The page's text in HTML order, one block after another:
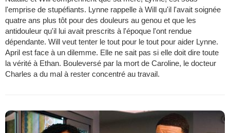
l'emprise de stupéfiants. Lynne rappelle à Will qu'il l'avait soignée
quatre ans plus tôt pour des douleurs au genou et que les
antidouleur qu'il lui avait prescrits à l'époque l'ont rendue
dépendante. Will veut tenter le tout pour le tout pour aider Lynne.
April est face à un dilemme. Elle ne sait pas si elle doit dire toute
la vérité à Ethan. Bouleversé par la mort de Caroline, le docteur
Charles a du mal à rester concentré au travail.